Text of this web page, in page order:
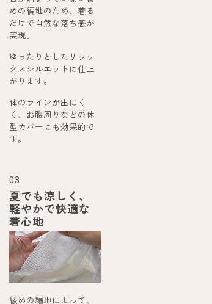
めの編地のため、着る
だけで自然な落ち感が
実現。
ゆったりとしたリラッ
クスシルエットに仕上
がります。
体のラインが出にく
く、お腹周りなどの体
型カバーにも効果的で
す。
03.
夏でも涼しく、
軽やかで快適な
着心地
緩めの編地によって、